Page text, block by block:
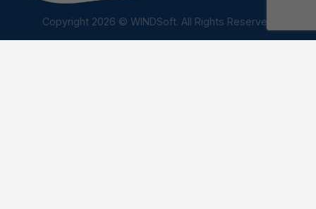
Copyright 2026 © WINDSoft. All Rights Reserved